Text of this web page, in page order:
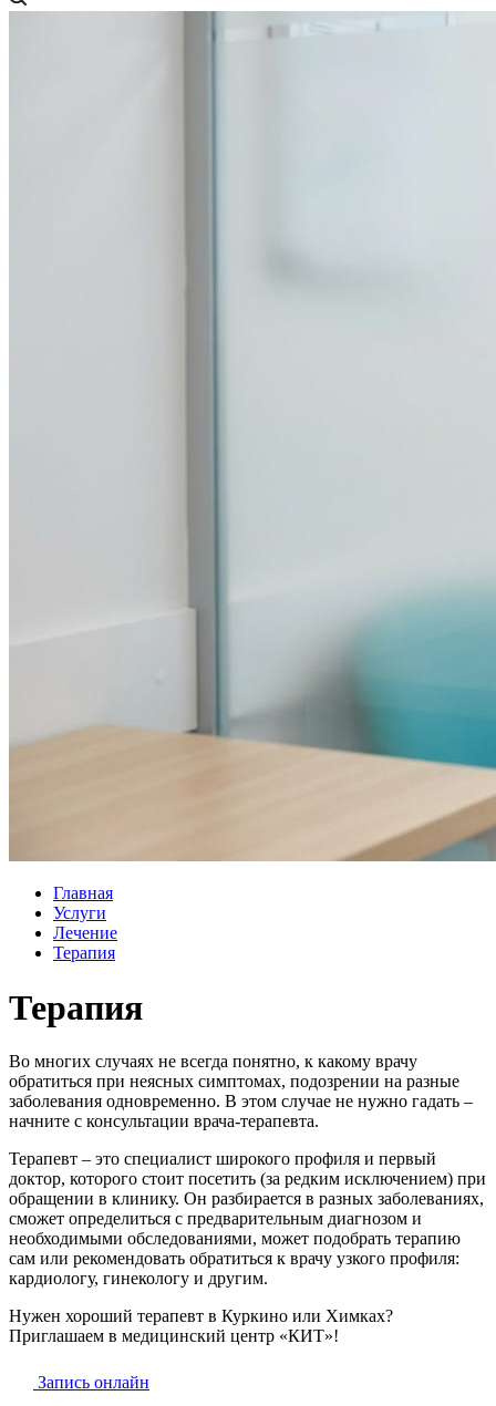
Главная
Услуги
Лечение
Терапия
Терапия
Во многих случаях не всегда понятно, к какому врачу
обратиться при неясных симптомах, подозрении на разные
заболевания одновременно. В этом случае не нужно гадать –
начните с консультации врача-терапевта.
Терапевт – это специалист широкого профиля и первый
доктор, которого стоит посетить (за редким исключением) при
обращении в клинику. Он разбирается в разных заболеваниях,
сможет определиться с предварительным диагнозом и
необходимыми обследованиями, может подобрать терапию
сам или рекомендовать обратиться к врачу узкого профиля:
кардиологу, гинекологу и другим.
Нужен хороший терапевт в Куркино или Химках?
Приглашаем в медицинский центр «КИТ»!
Запись онлайн